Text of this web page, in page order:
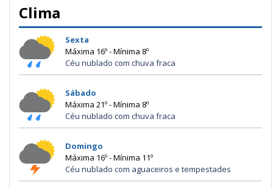
Clima
Sexta
Máxima 16º - Mínima 8º
Céu nublado com chuva fraca
Sábado
Máxima 21º - Mínima 8º
Céu nublado com chuva fraca
Domingo
Máxima 16º - Mínima 11º
Céu nublado com aguaceiros e tempestades